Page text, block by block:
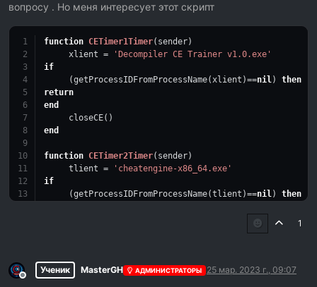
вопросу . Но меня интересует этот скрипт
function CETimer1Timer(sender)
     xlient =
'Decompiler CE Trainer v1.0.exe'
if
     (getProcessIDFromProcessName(xlient)==
nil ) then
return
end
     closeCE()
end
function CETimer2Timer(sender)
     tlient =
'cheatengine-x86_64.exe'
if
     (getProcessIDFromProcessName(tlient)==
nil ) then
function CETimer3Timer(sender)
1
Не в сети
Ученик MasterGH АДМИНИСТРАТОРЫ 25 мар. 2023 г., 09:07